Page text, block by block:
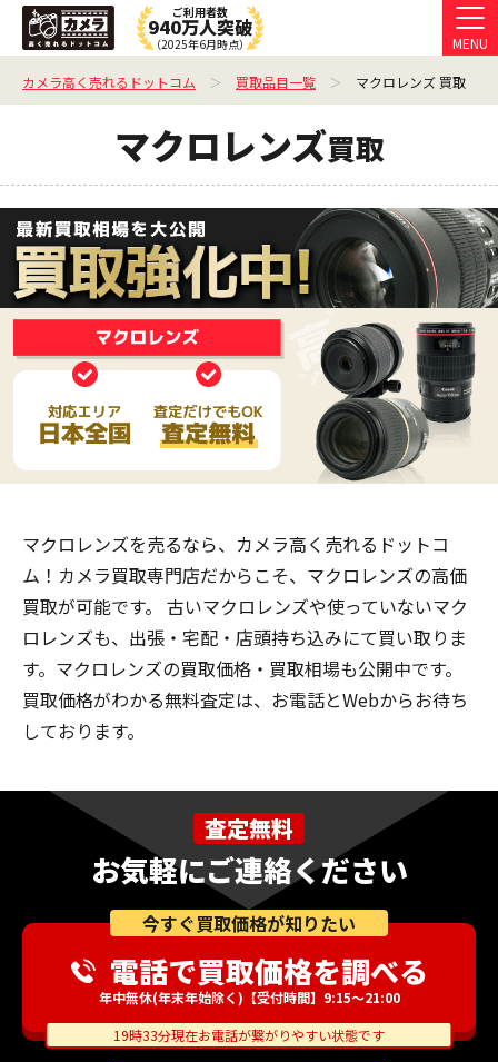
ご利用者数
940万人突破
（2025年6月時点） MENU
カメラ高く売れるドットコム 買取品目一覧 マクロレンズ 買取
マクロレンズ買取
マクロレンズを売るなら、カメラ高く売れるドットコ
ム！カメラ買取専門店だからこそ、マクロレンズの高価
買取が可能です。 古いマクロレンズや使っていないマク
ロレンズも、出張・宅配・店頭持ち込みにて買い取りま
す。マクロレンズの買取価格・買取相場も公開中です。
買取価格がわかる無料査定は、お電話とWebからお待ち
しております。
査定無料
お気軽にご連絡ください
今すぐ買取価格が知りたい
電話で買取価格を調べる
年中無休(年末年始除く)【受付時間】9:15～21:00
19時33分現在お電話が繋がりやすい状態です